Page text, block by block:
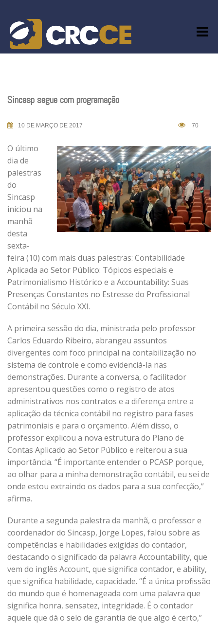
content
Sincasp segue com programação
10 DE MARÇO DE 2017 70
O último
dia de
palestras
do
Sincasp
iniciou na
manhã
desta
sexta-
feira (10) com mais duas palestras: Contabilidade
Aplicada ao Setor Público: Tópicos especiais e
Patrimonialismo Histórico e a Accountability: Suas
Presenças Constantes no Estresse do Profissional
Contábil no Século XXI.
A primeira sessão do dia, ministrada pelo professor
Carlos Eduardo Ribeiro, abrangeu assuntos
divergentes com foco principal na contabilização no
sistema de controle e como evidenciá-la nas
demonstrações. Durante a conversa, o facilitador
apresentou questões como o registro de atos
administrativos nos contratos e a diferença entre a
aplicação da técnica contábil no registro para fases
patrimoniais e para o orçamento. Além disso, o
professor explicou a nova estrutura do Plano de
Contas Aplicado ao Setor Público e reiterou a sua
importância. “É importante entender o PCASP porque,
ao olhar para a minha demonstração contábil, eu sei de
onde estou extraindo os dados para a sua confecção,”
afirma.
Durante a segunda palestra da manhã, o professor e
coordenador do Sincasp, Jorge Lopes, falou sobre as
competências e habilidades exigidas do contador,
destacando o significado da palavra Accountability, que
vem do inglês Account, que significa contador, e ability,
que significa habilidade, capacidade. “É a única profissão
do mundo que é homenageada com uma palavra que
significa honra, sensatez, integridade. É o contador
aquele que dá o selo de garantia de que algo é certo,”